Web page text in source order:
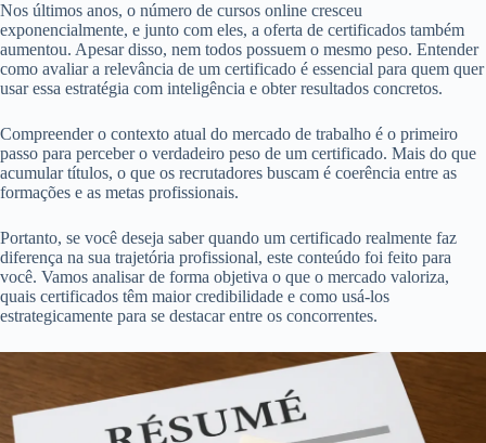
Nos últimos anos, o número de cursos online cresceu
exponencialmente, e junto com eles, a oferta de certificados também
aumentou. Apesar disso, nem todos possuem o mesmo peso. Entender
como avaliar a relevância de um certificado é essencial para quem quer
usar essa estratégia com inteligência e obter resultados concretos.
Compreender o contexto atual do mercado de trabalho é o primeiro
passo para perceber o verdadeiro peso de um certificado. Mais do que
acumular títulos, o que os recrutadores buscam é coerência entre as
formações e as metas profissionais.
Portanto, se você deseja saber quando um certificado realmente faz
diferença na sua trajetória profissional, este conteúdo foi feito para
você. Vamos analisar de forma objetiva o que o mercado valoriza,
quais certificados têm maior credibilidade e como usá-los
estrategicamente para se destacar entre os concorrentes.